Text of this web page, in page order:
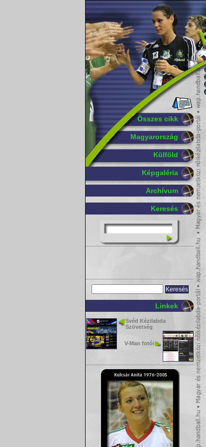
Összes cikk
Magyarország
Külföld
Képgaléria
Archívum
Keresés
Linkek
Svéd Kézilabda
Szövetség
V-Man fotói